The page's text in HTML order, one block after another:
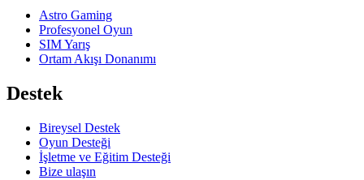
Astro Gaming
Profesyonel Oyun
SIM Yarış
Ortam Akışı Donanımı
Destek
Bireysel Destek
Oyun Desteği
İşletme ve Eğitim Desteği
Bize ulaşın